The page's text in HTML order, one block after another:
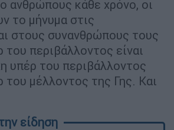
ανθρώπους κάθε χρόνο, οι
το μήνυμα στις
στους συνανθρώπους τους
του περιβάλλοντος είναι
υπέρ του περιβάλλοντος
του μέλλοντος της Γης. Και